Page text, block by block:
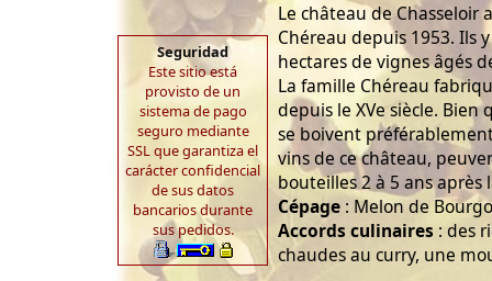
Seguridad
Este sitio está
provisto de un
sistema de pago
seguro mediante
SSL que garantiza el
carácter confidencial
de sus datos
bancarios durante
sus pedidos.
Le château de
Chéreau depuis 1953. Ils
hectares de vignes âgés
La famille Chéreau
depuis le XVe siècle.
se boivent
vins de ce château,
bouteilles 2 à 5 ans après
Cépage : Melon de
Accords culinaires : des
chaudes au curry, une